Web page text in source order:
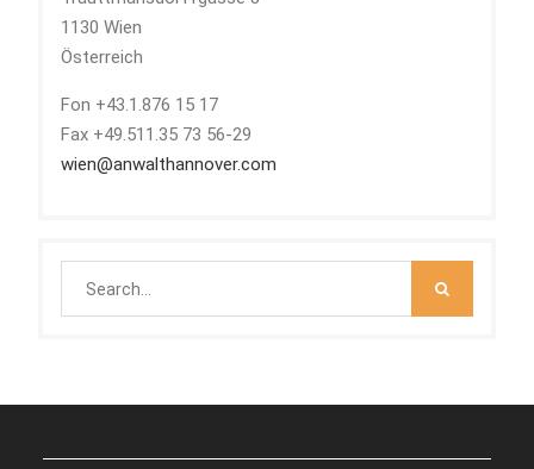
1130 Wien
Österreich
Fon +43.1.876 15 17
Fax +49.511.35 73 56-29
wien@anwalthannover.com